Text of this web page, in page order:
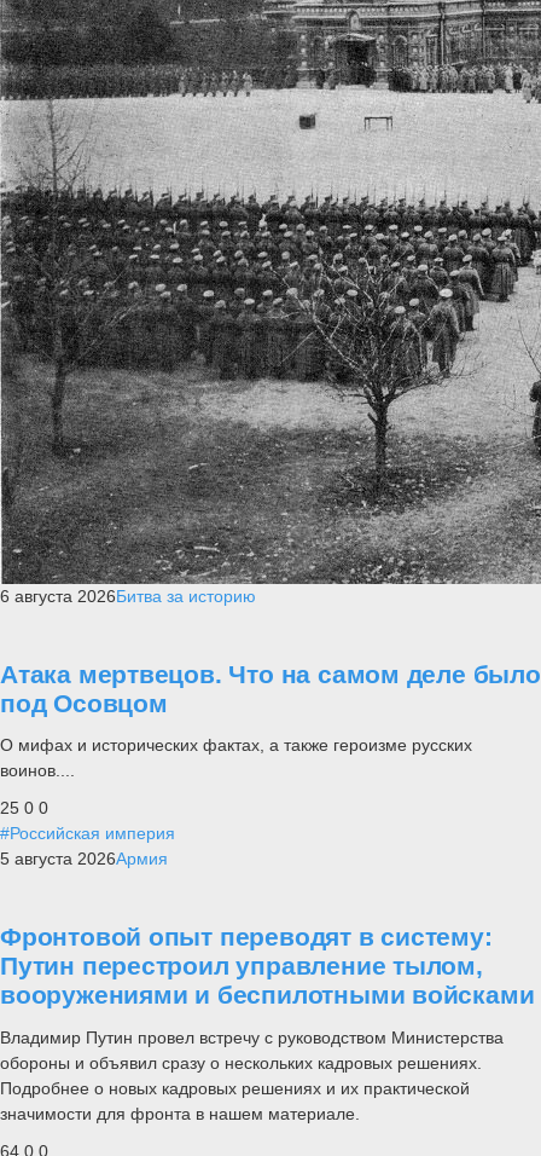
6 августа 2026Битва за историю
Атака мертвецов. Что на самом деле было
под Осовцом
О мифах и исторических фактах, а также героизме русских
воинов....
25 0 0
#Российская империя
5 августа 2026Армия
Фронтовой опыт переводят в систему:
Путин перестроил управление тылом,
вооружениями и беспилотными войсками
Владимир Путин провел встречу с руководством Министерства
обороны и объявил сразу о нескольких кадровых решениях.
Подробнее о новых кадровых решениях и их практической
значимости для фронта в нашем материале.
64 0 0